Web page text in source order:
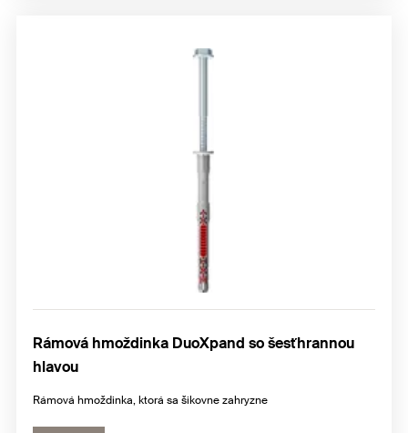
Rámová hmoždinka DuoXpand so šesťhrannou
hlavou
Rámová hmoždinka, ktorá sa šikovne zahryzne